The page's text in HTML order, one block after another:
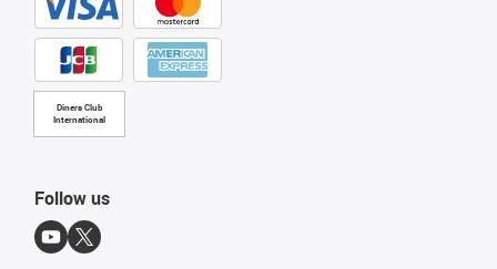
Diners Club
International
Follow us